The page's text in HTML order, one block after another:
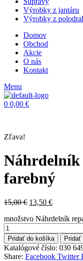
Výrobky z jantáru
Výrobky z
Domov
Obchod
Akcie
O nás
Kontakt
Menu
0 0,00 €
Zľava!
Náhrdelník
farebný
15,00€ 13,50 €
množstvo Náhrdelník
Pridať do košíka Pridať
Katalógové číslo: 030
Share: Facebook Twitter